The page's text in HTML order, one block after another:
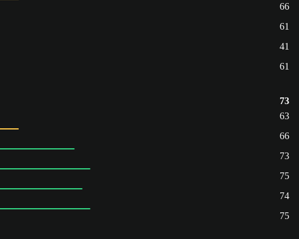
66
61
41
61
73
63
66
73
75
74
75